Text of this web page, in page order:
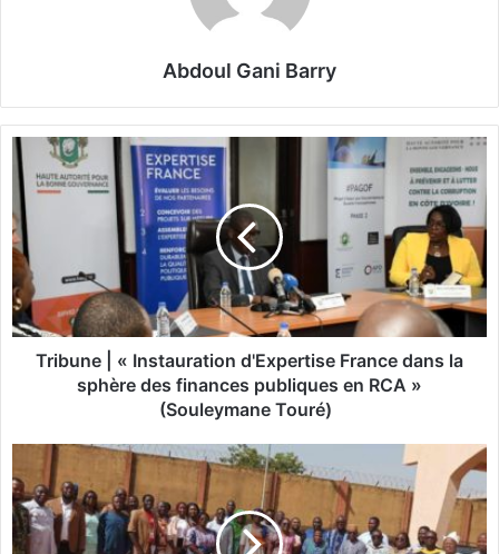
Abdoul Gani Barry
T
b
u
e
|
«
a
u
r
a
Tribune | « Instauration d'Expertise France dans la
sphère des finances publiques en RCA »
(Souleymane Touré)
u
t
t
e